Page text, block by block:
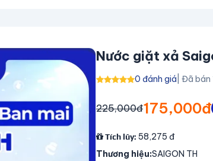
Nước giặt xả
0 đánh giá | Đã bán
225,000đ175,000đ
Tích lũy: 58,275 đ
Thương hiệu:SAIGON TH